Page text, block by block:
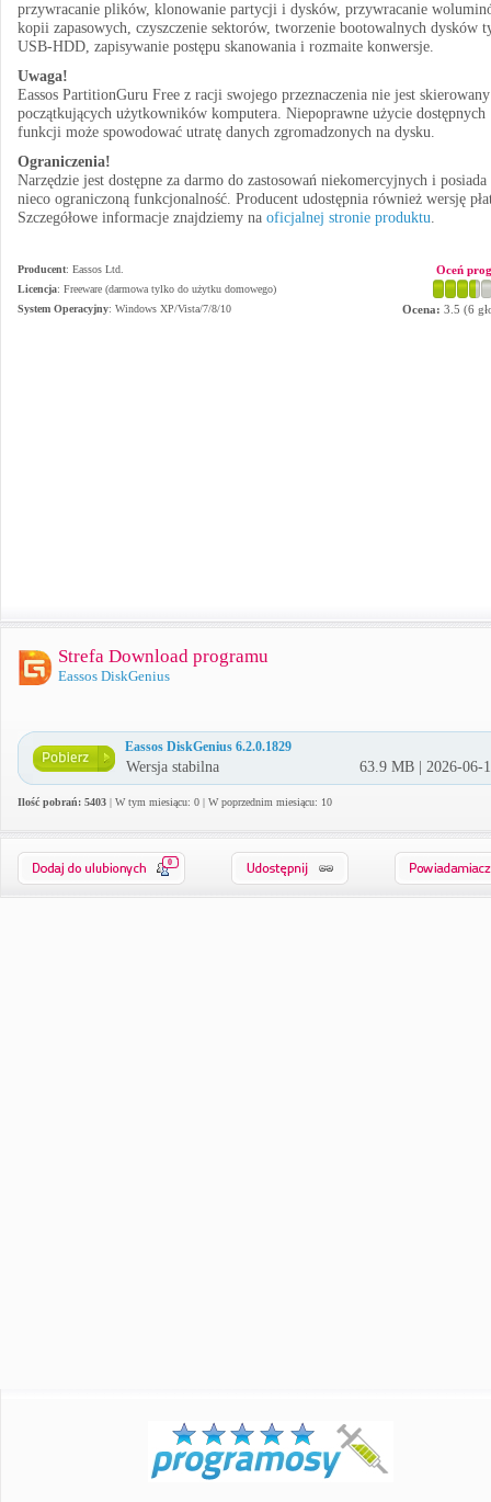
przywracanie plików, klonowanie partycji i dysków, przywracanie
kopii zapasowych, czyszczenie sektorów, tworzenie bootowalnych dysków
USB-HDD, zapisywanie postępu skanowania i rozmaite konwersje.
Uwaga!
Eassos PartitionGuru Free z racji swojego przeznaczenia nie jest
początkujących użytkowników komputera. Niepoprawne użycie dostępnych
funkcji może spowodować utratę danych zgromadzonych na dysku.
Ograniczenia!
Narzędzie jest dostępne za darmo do zastosowań niekomercyjnych i posiada
nieco ograniczoną funkcjonalność. Producent udostępnia również wersję
Szczegółowe informacje znajdziemy na oficjalnej stronie produktu.
Producent: Eassos Ltd.
Licencja: Freeware (darmowa tylko do użytku domowego)
System Operacyjny: Windows XP/Vista/7/8/10
Oceń
Ocena: 3.5 (6
Strefa Download programu
Eassos DiskGenius
Eassos DiskGenius 6.2.0.1829
Wersja stabilna 63.9 MB | 2026-06-
Ilość pobrań: 5403 | W tym miesiącu: 0 | W poprzednim miesiącu: 10
0